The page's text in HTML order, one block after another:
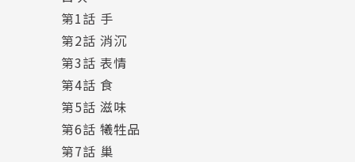
第1話 手
第2話 消沉
第3話 表情
第4話 食
第5話 滋味
第6話 犧牲品
第7話 巢